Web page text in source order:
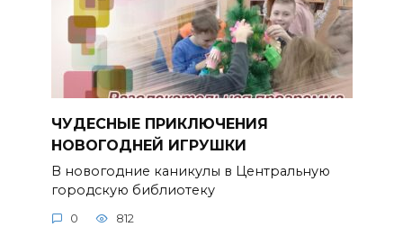
ЧУДЕСНЫЕ ПРИКЛЮЧЕНИЯ
НОВОГОДНЕЙ ИГРУШКИ
В новогодние каникулы в Центральную
городскую библиотеку
0 812